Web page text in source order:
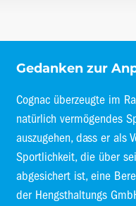
Gedanken zur
Cognac überzeugte im
natürlich vermögendes
auszugehen, dass er als
Sportlichkeit, die über
abgesichert ist, eine
der Hengsthaltungs